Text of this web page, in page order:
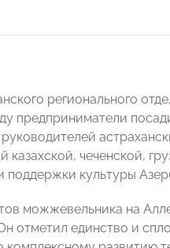
регионального
предприниматели
казахской, чеченской,
поддержки культуры
можжевельника на
отметил единство и